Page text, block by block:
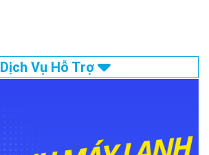
Dịch Vụ Hỗ Trợ